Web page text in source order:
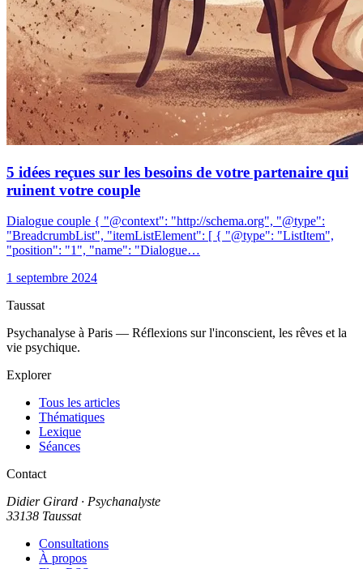
5 idées reçues sur les besoins de votre partenaire qui
ruinent votre couple
Dialogue couple { "@context": "http://schema.org", "@type":
"BreadcrumbList", "itemListElement": [ { "@type": "ListItem",
"position": "1", "name": "Dialogue…
1 septembre 2024
Taussat
Psychanalyse à Paris — Réflexions sur l'inconscient, les rêves et la
vie psychique.
Explorer
Tous les articles
Thématiques
Lexique
Séances
Contact
Didier Girard · Psychanalyste
33138 Taussat
Consultations
À propos